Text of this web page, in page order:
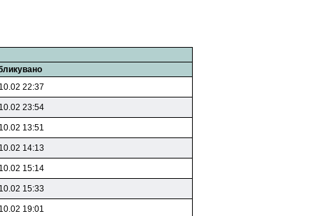
22:37
23:54
13:51
14:13
15:14
15:33
19:01